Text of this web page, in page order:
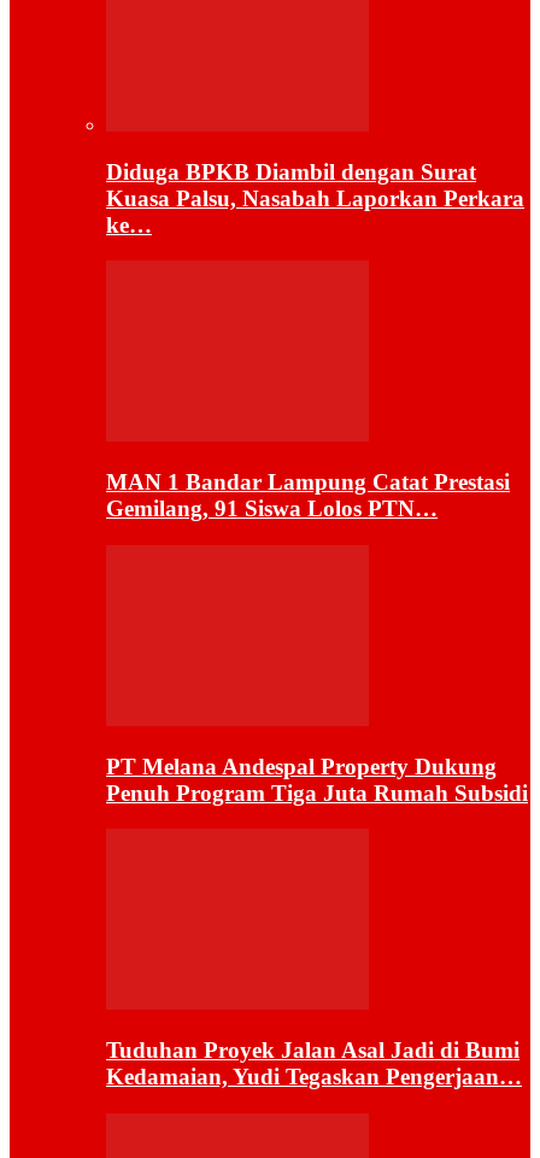
Diduga BPKB Diambil dengan Surat
Kuasa Palsu, Nasabah Laporkan Perkara
ke…
MAN 1 Bandar Lampung Catat Prestasi
Gemilang, 91 Siswa Lolos PTN…
PT Melana Andespal Property Dukung
Penuh Program Tiga Juta Rumah Subsidi
Tuduhan Proyek Jalan Asal Jadi di Bumi
Kedamaian, Yudi Tegaskan Pengerjaan…